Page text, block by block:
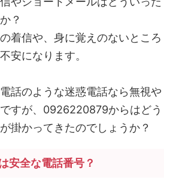
？
着信や、身に覚えのないところ
安になります。
話のような迷惑電話なら無視や
すが、0926220879からはどう
掛かってきたのでしょうか？
全な電話番号？